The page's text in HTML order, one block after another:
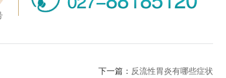
下一篇： 反流性胃炎有哪些症状